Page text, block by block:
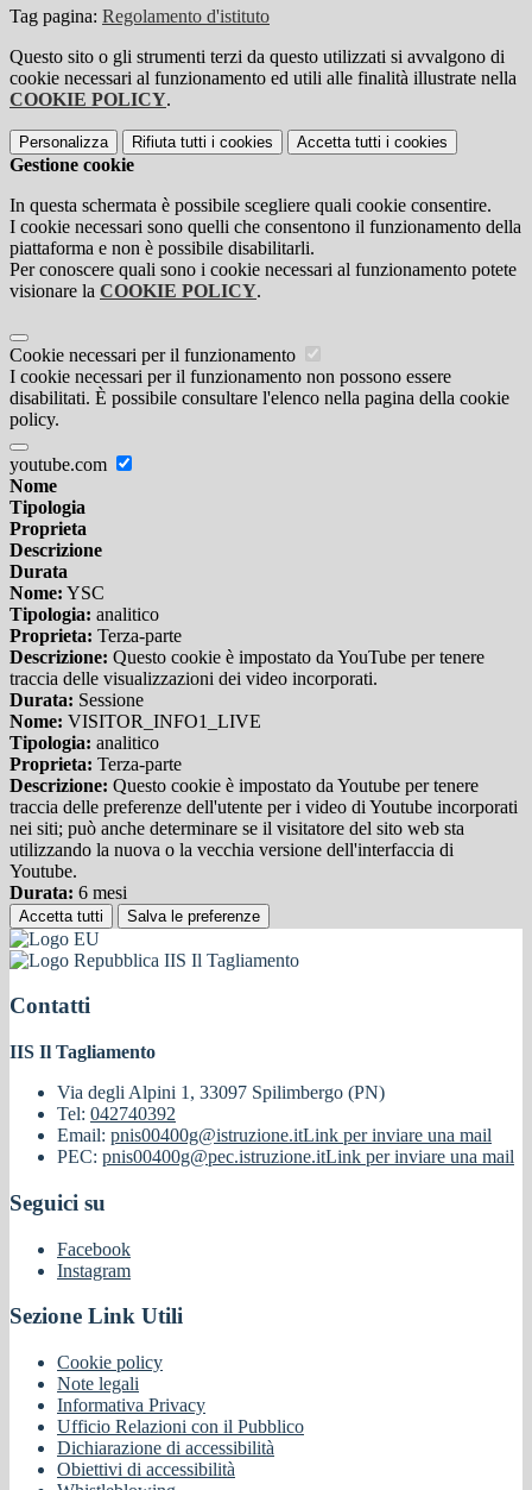
Tag pagina: Regolamento d'istituto
Questo sito o gli strumenti terzi da questo utilizzati si avvalgono di
cookie necessari al funzionamento ed utili alle finalità illustrate nella
COOKIE POLICY.
Personalizza Rifiuta tutti i cookies Accetta tutti i cookies
Gestione cookie
In questa schermata è possibile scegliere quali cookie consentire.
I cookie necessari sono quelli che consentono il funzionamento della
piattaforma e non è possibile disabilitarli.
Per conoscere quali sono i cookie necessari al funzionamento potete
visionare la COOKIE POLICY.
Cookie necessari per il funzionamento
I cookie necessari per il funzionamento non possono essere
disabilitati. È possibile consultare l'elenco nella pagina della cookie
policy.
youtube.com
Nome
Tipologia
Proprieta
Descrizione
Durata
Nome: YSC
Tipologia: analitico
Proprieta: Terza-parte
Descrizione: Questo cookie è impostato da YouTube per tenere
traccia delle visualizzazioni dei video incorporati.
Durata: Sessione
Nome: VISITOR_INFO1_LIVE
Tipologia: analitico
Proprieta: Terza-parte
Descrizione: Questo cookie è impostato da Youtube per tenere
traccia delle preferenze dell'utente per i video di Youtube incorporati
nei siti; può anche determinare se il visitatore del sito web sta
utilizzando la nuova o la vecchia versione dell'interfaccia di
Youtube.
Durata: 6 mesi
Accetta tutti Salva le preferenze
IIS Il Tagliamento
Contatti
IIS Il Tagliamento
Via degli Alpini 1, 33097 Spilimbergo (PN)
Tel: 042740392
Email: pnis00400g@istruzione.itLink per inviare una mail
PEC: pnis00400g@pec.istruzione.itLink per inviare una mail
Seguici su
Facebook
Instagram
Sezione Link Utili
Cookie policy
Note legali
Informativa Privacy
Ufficio Relazioni con il Pubblico
Dichiarazione di accessibilità
Obiettivi di accessibilità